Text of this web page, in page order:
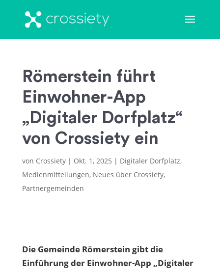
Römerstein führt
Einwohner-App
„Digitaler Dorfplatz“
von Crossiety ein
von Crossiety| Okt. 1, 2025 | Digitaler Dorfplatz,
Medienmitteilungen, Neues über Crossiety,
Partnergemeinden
Die Gemeinde Römerstein gibt die
Einführung der Einwohner-App „Digitaler